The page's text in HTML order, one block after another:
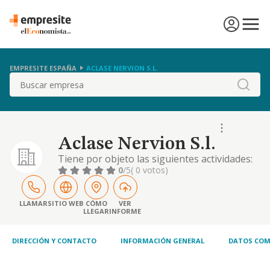
EMPRESITE ESPAÑA ACLASE NERVION S.L.
Buscar
Aclase Nervion S.l.
Tiene por objeto las siguientes actividades:
la ensenanza; centro de orientacion escolar;
centro de terapia familiar y de pareja;
cibercafe; distribucion y compraventa de
libros; distribucion y compraventa de nuevas
0/5( 0 votos)
LLAMARSITIO WEB CÓMO
LLEGAR
VER
INFORME
DIRECCIÓN Y CONTACTO INFORMACIÓN GENERAL DATOS